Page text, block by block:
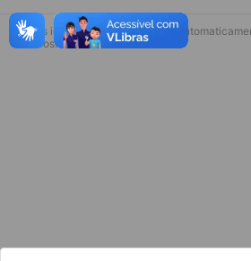
Página
Desculpe, algo deu
* Esses idiomas serão traduzidos
terceiros.